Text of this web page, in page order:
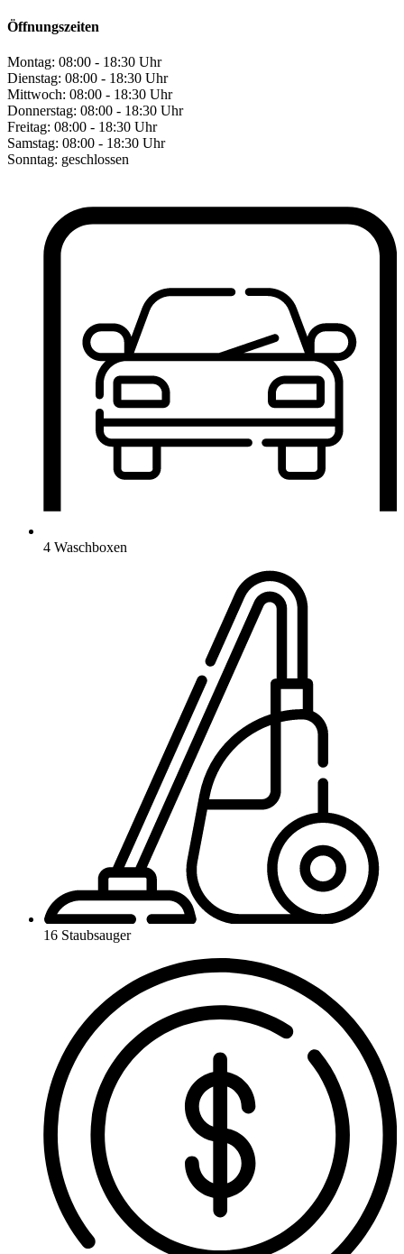
Öffnungszeiten
Montag: 08:00 - 18:30 Uhr
Dienstag: 08:00 - 18:30 Uhr
Mittwoch: 08:00 - 18:30 Uhr
Donnerstag: 08:00 - 18:30 Uhr
Freitag: 08:00 - 18:30 Uhr
Samstag: 08:00 - 18:30 Uhr
Sonntag: geschlossen
4 Waschboxen
16 Staubsauger